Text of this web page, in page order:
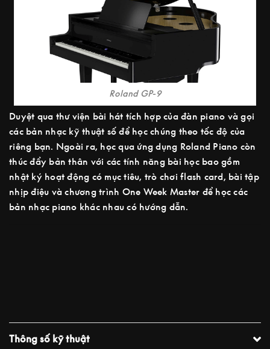
Roland GP-9
Duyệt qua thư viện bài hát tích hợp của đàn piano và gọi
các bản nhạc kỹ thuật số để học chúng theo tốc độ của
riêng bạn. Ngoài ra, học qua ứng dụng Roland Piano còn
thúc đẩy bản thân với các tính năng bài học bao gồm
nhật ký hoạt động có mục tiêu, trò chơi flash card, bài tập
nhịp điệu và chương trình One Week Master để học các
bản nhạc piano khác nhau có hướng dẫn.
Thông số kỹ thuật